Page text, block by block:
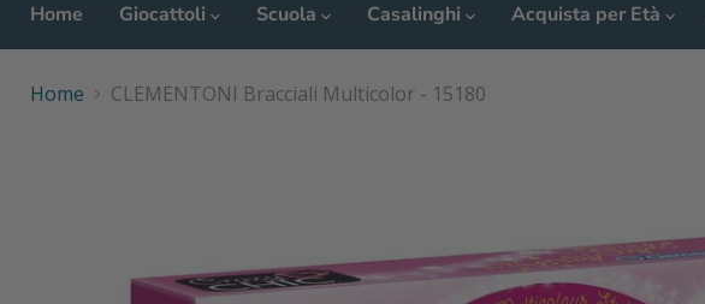
Home Giocattoli Scuola Casalinghi Acquista per Età
Home CLEMENTONI Bracciali Multicolor - 15180